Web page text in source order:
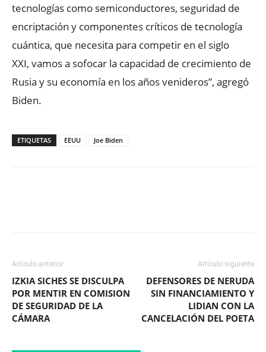
tecnologías como semiconductores, seguridad de
encriptación y componentes críticos de tecnología
cuántica, que necesita para competir en el siglo
XXI, vamos a sofocar la capacidad de crecimiento de
Rusia y su economía en los años venideros”, agregó
Biden.
ETIQUETAS EEUU Joe Biden
Artículo anterior
IZKIA SICHES SE DISCULPA
POR MENTIR EN COMISION
DE SEGURIDAD DE LA
CÁMARA
Artículo siguiente
DEFENSORES DE NERUDA
SIN FINANCIAMIENTO Y
LIDIAN CON LA
CANCELACIÓN DEL POETA